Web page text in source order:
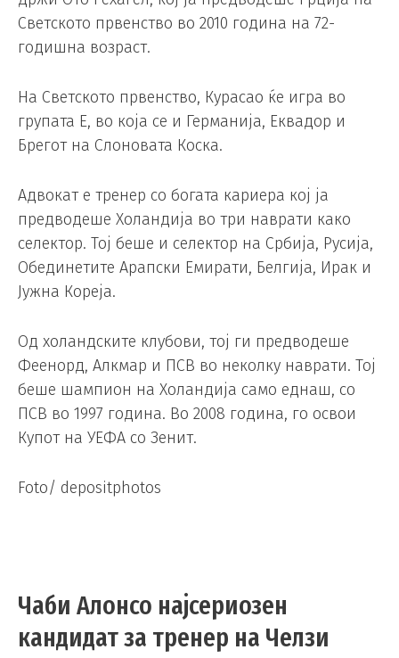
Светското првенство во 2010 година на 72-
годишна возраст.
На Светското првенство, Курасао ќе игра во
групата Е, во која се и Германија, Еквадор и
Брегот на Слоновата Коска.
Адвокат е тренер со богата кариера кој ја
предводеше Холандија во три наврати како
селектор. Тој беше и селектор на Србија, Русија,
Обединетите Арапски Емирати, Белгија, Ирак и
Јужна Кореја.
Од холандските клубови, тој ги предводеше
Феенорд, Алкмар и ПСВ во неколку наврати. Тој
беше шампион на Холандија само еднаш, со
ПСВ во 1997 година. Во 2008 година, го освои
Купот на УЕФА со Зенит.
Foto/ depositphotos
Чаби Алонсо најсериозен
кандидат за тренер на Челзи